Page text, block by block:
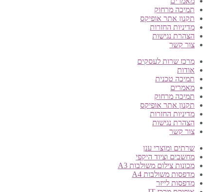
תמיכה מרחוק
תקנון אתר אופיקס
מדיניות החזרות
הצהרת נגישות
צור קשר
מרכז שרות לעסקים
אודות
תמיכה טכנית
מאמרים
תמיכה מרחוק
תקנון אתר אופיקס
מדיניות החזרות
הצהרת נגישות
צור קשר
שרתים ומוצרי ענן
מחשבים וציוד היקפי
מכונות צילום משולבות A3
מדפסות משולבות A4
מדפסות לייזר